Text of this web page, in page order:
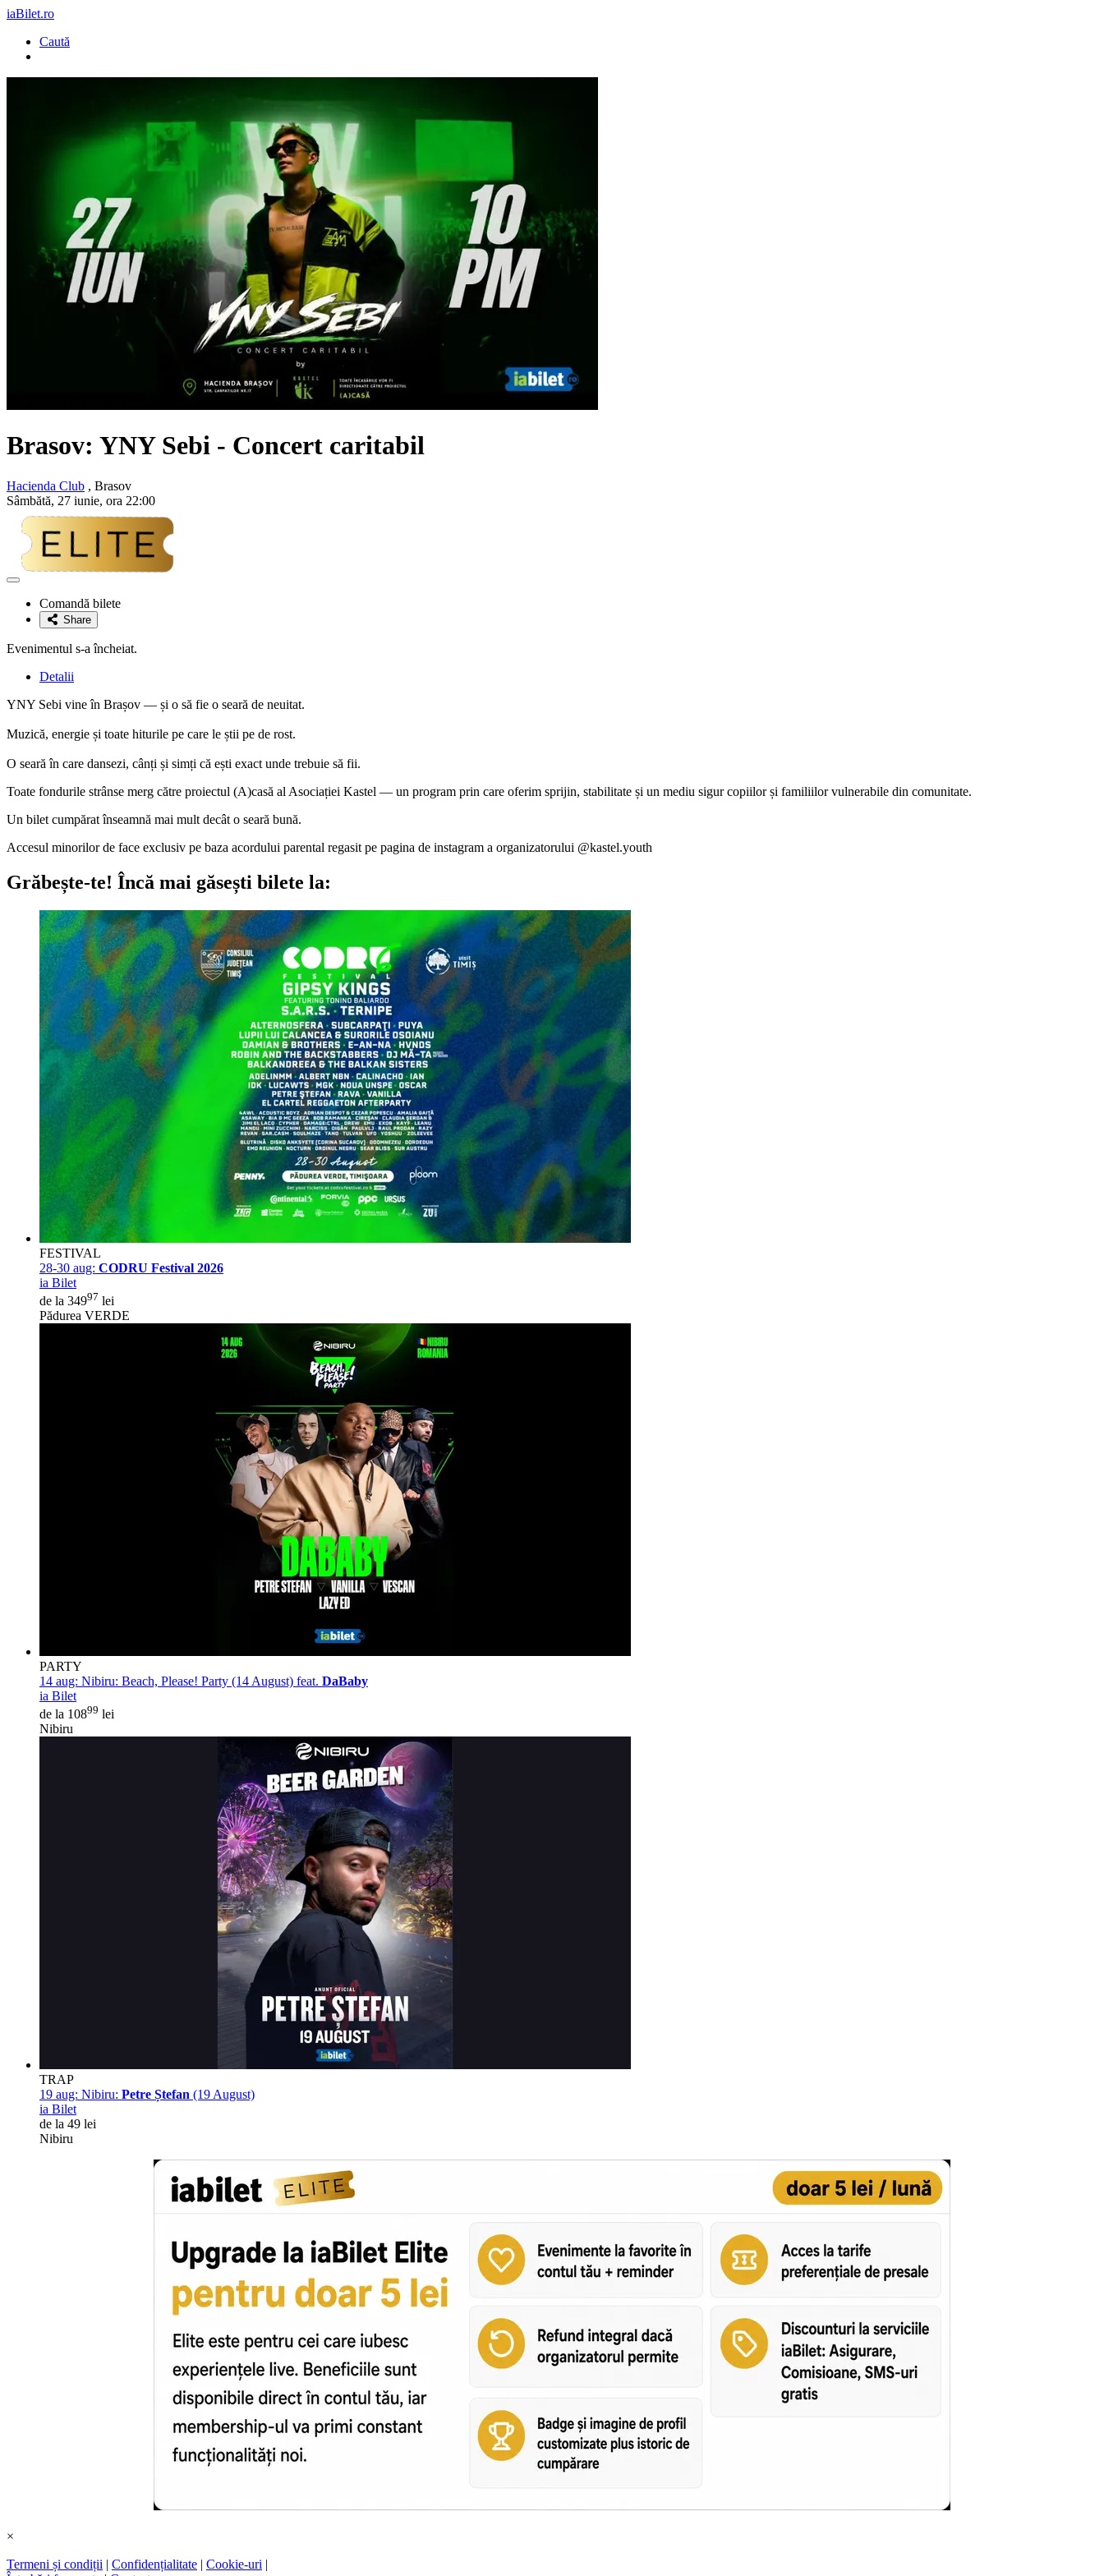
iaBilet.ro
Caută
Brasov: YNY Sebi - Concert caritabil
Hacienda Club , Brasov
Sâmbătă, 27 iunie, ora 22:00
Adaugă
favoriteComandă bilete
Share
Evenimentul s-a încheiat.
Detalii
YNY Sebi vine în Brașov — și o să fie o seară de neuitat.
Muzică, energie și toate hiturile pe care le știi pe de rost.
O seară în care dansezi, cânți și simți că ești exact unde trebuie să fii.
Toate fondurile strânse merg către proiectul (A)casă al Asociației Kastel — un program prin care oferim sprijin, stabilitate și un mediu sigur copiilor și familiilor vulnerabile din comunitate.
Un bilet cumpărat înseamnă mai mult decât o seară bună.
Accesul minorilor de face exclusiv pe baza acordului parental regasit pe pagina de instagram a organizatorului @kastel.youth
Grăbește-te! Încă mai găsești bilete la:
FESTIVAL
28-30 aug: CODRU Festival 2026
ia Bilet
de la 34997 lei
Pădurea VERDE
PARTY
14 aug: Nibiru: Beach, Please! Party (14 August) feat. DaBaby
ia Bilet
de la 10899 lei
Nibiru
TRAP
19 aug: Nibiru: Petre Ștefan (19 August)
ia Bilet
de la 49 lei
Nibiru
×
Termeni și condiții | Confidențialitate | Cookie-uri |